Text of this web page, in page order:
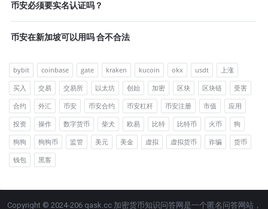
币安必须要实名认证吗？
币安在新加坡可以用吗 合不合法
bybit coinbase gate kraken kucoin okx usdt
上涨
买入
交易 交易所 以太坊 创始 加密 区块 区块链
受害
合约
外汇 币安 币安合约 币安杠杆 币安注册 市值
应用
投资
操作 数字货币 柴犬 欧易 比特 比特币 火币
狗
狗狗
狗狗币 监管 美元 美金 虚拟 虚拟货币 诈骗
货币
钱包
黑客
Copyright © 2024-206 qask.cc 加密货币知识问答网是一个匿名问答网站，